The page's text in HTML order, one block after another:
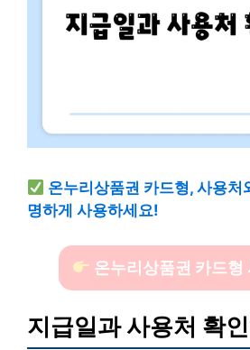
온누리상품권 카드형, 사용처
명하게 사용하세요!
온누리상품권 카드형
지급일과 사용처 확